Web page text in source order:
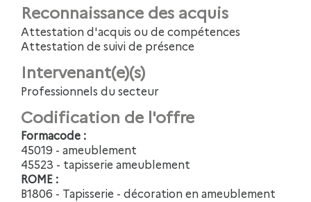
Reconnaissance des acquis
Attestation d'acquis ou de compétences
Attestation de suivi de présence
Intervenant(e)(s)
Professionnels du secteur
Codification de l'offre
Formacode :
45019 - ameublement
45523 - tapisserie ameublement
ROME :
B1806 - Tapisserie - décoration en ameublement